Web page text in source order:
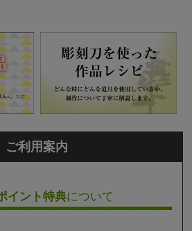
ご利用案内
イント特典について